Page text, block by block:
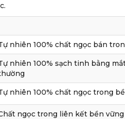
nhiên 100% chất ngọc bán
nhiên 100% sạch tinh bằng
nhiên 100% chất ngọc trong
ngọc trong liên kết bền vững